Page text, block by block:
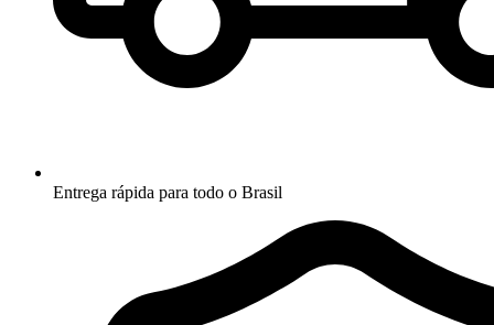
Entrega rápida para todo o Brasil